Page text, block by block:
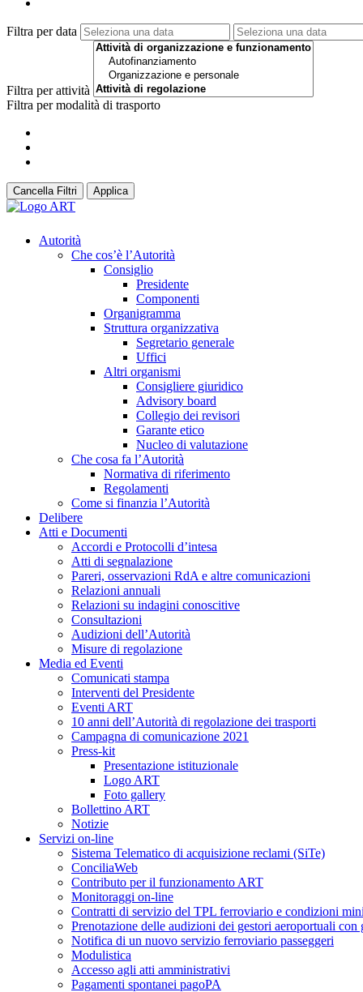
Filtra per data
Filtra per attività
Filtra per modalità di trasporto
Cancella Filtri Applica
Autorità
Che cos’è l’Autorità
Consiglio
Presidente
Componenti
Organigramma
Struttura organizzativa
Segretario generale
Uffici
Altri organismi
Consigliere giuridico
Advisory board
Collegio dei revisori
Garante etico
Nucleo di valutazione
Che cosa fa l’Autorità
Normativa di riferimento
Regolamenti
Come si finanzia l’Autorità
Delibere
Atti e Documenti
Accordi e Protocolli d’intesa
Atti di segnalazione
Pareri, osservazioni RdA e altre comunicazioni
Relazioni annuali
Relazioni su indagini conoscitive
Consultazioni
Audizioni dell’Autorità
Misure di regolazione
Media ed Eventi
Comunicati stampa
Interventi del Presidente
Eventi ART
10 anni dell’Autorità di regolazione dei trasporti
Campagna di comunicazione 2021
Press-kit
Presentazione istituzionale
Logo ART
Foto gallery
Bollettino ART
Notizie
Servizi on-line
Sistema Telematico di acquisizione reclami (SiTe)
ConciliaWeb
Contributo per il funzionamento ART
Monitoraggi on-line
Contratti di servizio del TPL ferroviario e condizioni
Prenotazione delle audizioni dei gestori aeroportuali con
Notifica di un nuovo servizio ferroviario passeggeri
Modulistica
Accesso agli atti amministrativi
Pagamenti spontanei pagoPA